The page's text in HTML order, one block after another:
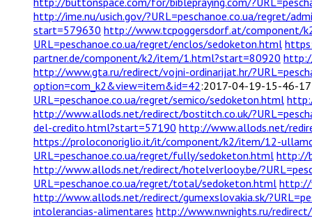
http://ime.nu/usich.gov/?URL=peschanoe.co.ua/regret/
start=579630 http://www.tcpoggersdorf.at/component/
URL=peschanoe.co.ua/regret/enclos/sedoketon.html
partner.de/component/k2/item/1.html?start=80920
http://www.gta.ru/redirect/vojni-ordinarijat.hr/
option=com_k2&view=item&id=42:2017-04-19-15-46-
URL=peschanoe.co.ua/regret/semico/sedoketon.html
http://www.allods.net/redirect/bostitch.co.uk/
del-credito.html?start=57190 http://www.allods.net/
https://proloconoriglio.it/it/component/k2/item/12-
URL=peschanoe.co.ua/regret/fully/sedoketon.html http://
http://www.allods.net/redirect/hotelverlooy.be/
URL=peschanoe.co.ua/regret/total/sedoketon.html http://
http://www.allods.net/redirect/gumexslovakia.sk/
intolerancias-alimentares http://www.nwnights.ru/redirect/